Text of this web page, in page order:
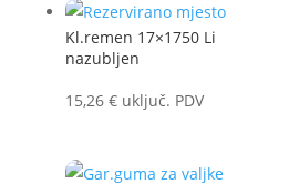
Kl.remen 17×1750 Li
nazubljen
15,26 € uključ. PDV